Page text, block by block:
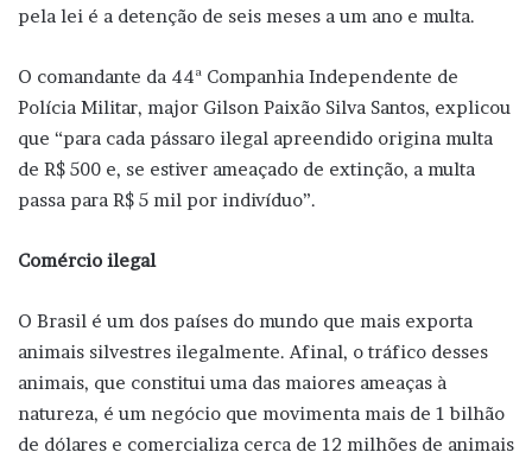
pela lei é a detenção de seis meses a um ano e multa.
O comandante da 44ª Companhia Independente de
Polícia Militar, major Gilson Paixão Silva Santos, explicou
que “para cada pássaro ilegal apreendido origina multa
de R$ 500 e, se estiver ameaçado de extinção, a multa
passa para R$ 5 mil por indivíduo”.
Comércio ilegal
O Brasil é um dos países do mundo que mais exporta
animais silvestres ilegalmente. Afinal, o tráfico desses
animais, que constitui uma das maiores ameaças à
natureza, é um negócio que movimenta mais de 1 bilhão
de dólares e comercializa cerca de 12 milhões de animais